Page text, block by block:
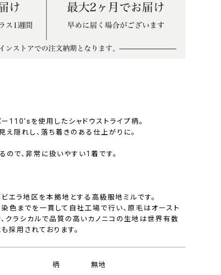
110’sを使用したシャドウストライプ柄。
隠れし、落ち着きのある仕上がりに。
ので、非常に扱いやすい1着です。
エラ地区を本拠地とする高級服地ミルです。
色までを一貫して自社工場で行い、原毛はオースト
クラシカルで品質の高いカノニコの生地は世界有数
採用されております。
柄 無地